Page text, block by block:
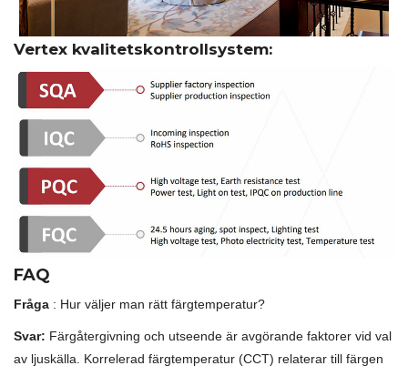
Vertex kvalitetskontrollsystem:
FAQ
Fråga : Hur väljer man rätt färgtemperatur?
Svar: Färgåtergivning och utseende är avgörande faktorer vid val
av ljuskälla. Korrelerad färgtemperatur (CCT) relaterar till färgen